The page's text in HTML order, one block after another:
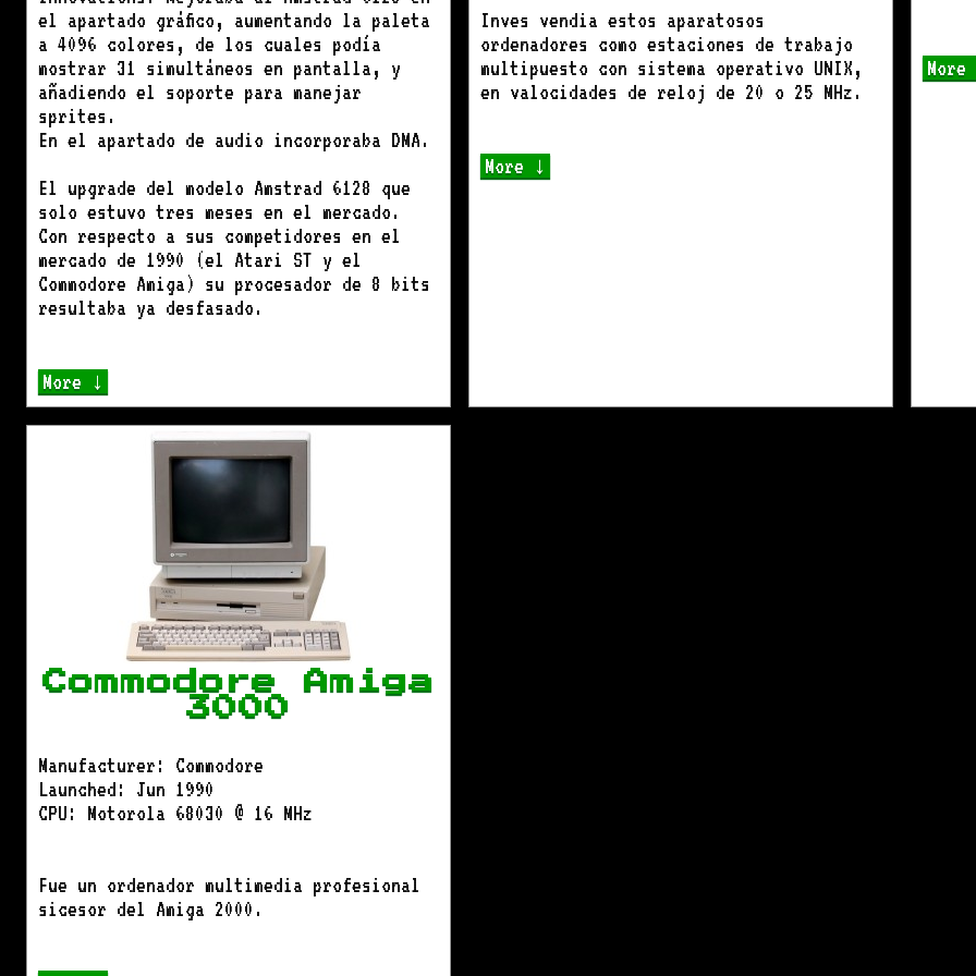
el apartado gráfico, aumentando la paleta
a 4096 colores, de los cuales podía
mostrar 31 simultáneos en pantalla, y
añadiendo el soporte para manejar
sprites.
En el apartado de audio incorporaba DMA.
El upgrade del modelo Amstrad 6128 que
solo estuvo tres meses en el mercado.
Con respecto a sus competidores en el
mercado de 1990 (el Atari ST y el
Commodore Amiga) su procesador de 8 bits
resultaba ya desfasado.
More ↓
Inves vendia estos aparatosos
ordenadores como estaciones de trabajo
multipuesto con sistema operativo UNIX,
en valocidades de reloj de 20 o 25 MHz.
More ↓
Commodore Amiga
3000
Manufacturer: Commodore
Launched: Jun 1990
CPU: Motorola 68030 @ 16 MHz
Fue un ordenador multimedia profesional
sicesor del Amiga 2000.